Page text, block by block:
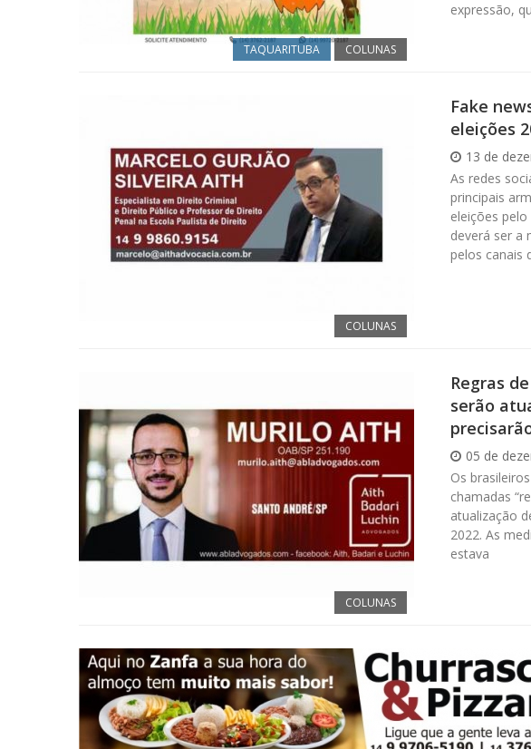
TAQUARITUBA COLUNAS
expressão,
COLUNAS
Fake
eleições
13 de
As redes
principais
eleições
deverá ser a
pelos canais
COLUNAS
Regras
serão
05 de
Os
chamadas
atualização
2022. As
estava